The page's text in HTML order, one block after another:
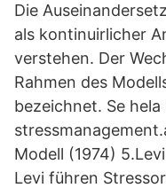
Die
als kontinuirlicher
verstehen. Der
Rahmen des
bezeichnet. Se
Modell (1974)
Levi führen